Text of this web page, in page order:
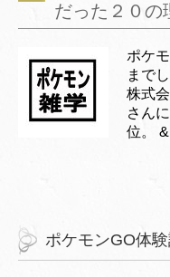
だった２０の
ポケ
まで
株式
さん
位。
ポケモンGO体